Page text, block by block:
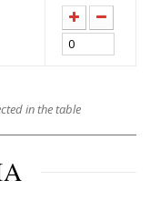
in the table